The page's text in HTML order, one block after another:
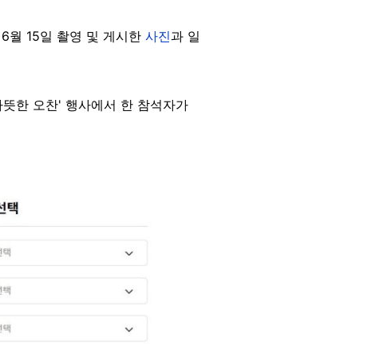
월 15일 촬영 및 게시한 사진과 일
한 오찬' 행사에서 한 참석자가